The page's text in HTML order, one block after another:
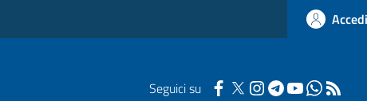
Seguici su